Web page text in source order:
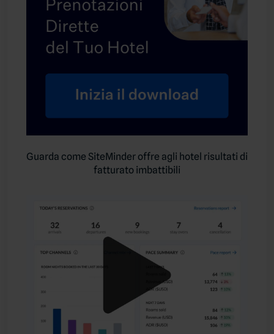
Guarda come SiteMinder offre agli hotel risultati di
fatturato imbattibili